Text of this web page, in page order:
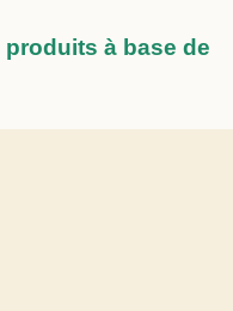
produits à base de